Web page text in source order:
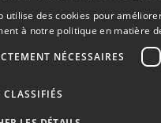
utilise des cookies pour
à notre politique en matière
NÉCESSAIRES
CLASSIFIÉS